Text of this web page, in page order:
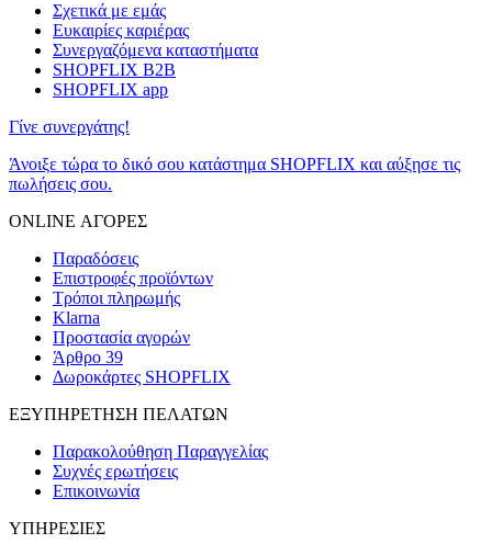
Σχετικά με εμάς
Ευκαιρίες καριέρας
Συνεργαζόμενα καταστήματα
SHOPFLIX B2B
SHOPFLIX app
Γίνε συνεργάτης!
Άνοιξε τώρα το δικό σου κατάστημα SHOPFLIX και αύξησε τις
πωλήσεις σου.
ONLINE ΑΓΟΡΕΣ
Παραδόσεις
Επιστροφές προϊόντων
Τρόποι πληρωμής
Klarna
Προστασία αγορών
Άρθρο 39
Δωροκάρτες SHOPFLIX
ΕΞΥΠΗΡΕΤΗΣΗ ΠΕΛΑΤΩΝ
Παρακολούθηση Παραγγελίας
Συχνές ερωτήσεις
Επικοινωνία
ΥΠΗΡΕΣΙΕΣ